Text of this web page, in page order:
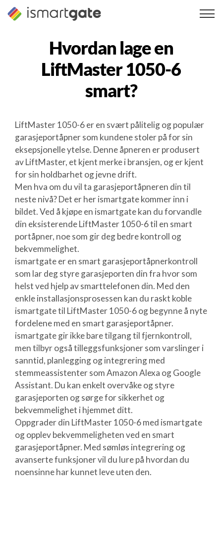
Hopp
Hvordan lage en
LiftMaster 1050-6
smart?
LiftMaster 1050-6 er en svært pålitelig og populær
garasjeportåpner som kundene stoler på for sin
eksepsjonelle ytelse. Denne åpneren er produsert
av LiftMaster, et kjent merke i bransjen, og er kjent
for sin holdbarhet og jevne drift.
Men hva om du vil ta garasjeportåpneren din til
neste nivå? Det er her ismartgate kommer inn i
bildet. Ved å kjøpe en ismartgate kan du forvandle
din eksisterende LiftMaster 1050-6 til en smart
portåpner, noe som gir deg bedre kontroll og
bekvemmelighet.
ismartgate er en smart garasjeportåpnerkontroll
som lar deg styre garasjeporten din fra hvor som
helst ved hjelp av smarttelefonen din. Med den
enkle installasjonsprosessen kan du raskt koble
ismartgate til LiftMaster 1050-6 og begynne å nyte
fordelene med en smart garasjeportåpner.
ismartgate gir ikke bare tilgang til fjernkontroll,
men tilbyr også tilleggsfunksjoner som varslinger i
sanntid, planlegging og integrering med
stemmeassistenter som Amazon Alexa og Google
Assistant. Du kan enkelt overvåke og styre
garasjeporten og sørge for sikkerhet og
bekvemmelighet i hjemmet ditt.
Oppgrader din LiftMaster 1050-6 med ismartgate
og opplev bekvemmeligheten ved en smart
garasjeportåpner. Med sømløs integrering og
avanserte funksjoner vil du lure på hvordan du
noensinne har kunnet leve uten den.